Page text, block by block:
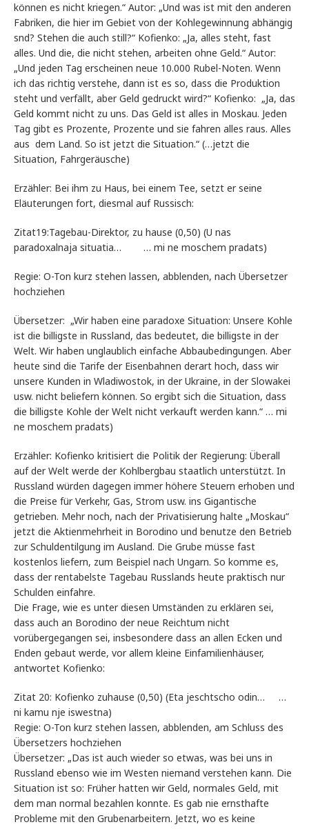
können es nicht kriegen.“ Autor: „Und was ist mit den anderen
Fabriken, die hier im Gebiet von der Kohlegewinnung abhängig
snd? Stehen die auch still?“ Kofienko: „Ja, alles steht, fast
alles. Und die, die nicht stehen, arbeiten ohne Geld.“ Autor:
„Und jeden Tag erscheinen neue 10.000 Rubel-Noten. Wenn
ich das richtig verstehe, dann ist es so, dass die Produktion
steht und verfällt, aber Geld gedruckt wird?“ Kofienko: „Ja, das
Geld kommt nicht zu uns. Das Geld ist alles in Moskau. Jeden
Tag gibt es Prozente, Prozente und sie fahren alles raus. Alles
aus dem Land. So ist jetzt die Situation.“ (…jetzt die
Situation, Fahrgeräusche)
Erzähler: Bei ihm zu Haus, bei einem Tee, setzt er seine
Eläuterungen fort, diesmal auf Russisch:
Zitat19:Tagebau-Direktor, zu hause (0,50) (U nas
paradoxalnaja situatia… … mi ne moschem pradats)
Regie: O-Ton kurz stehen lassen, abblenden, nach Übersetzer
hochziehen
Übersetzer: „Wir haben eine paradoxe Situation: Unsere Kohle
ist die billigste in Russland, das bedeutet, die billigste in der
Welt. Wir haben unglaublich einfache Abbaubedingungen. Aber
heute sind die Tarife der Eisenbahnen derart hoch, dass wir
unsere Kunden in Wladiwostok, in der Ukraine, in der Slowakei
usw. nicht beliefern können. So ergibt sich die Situation, dass
die billigste Kohle der Welt nicht verkauft werden kann.“ … mi
ne moschem pradats)
Erzähler: Kofienko kritisiert die Politik der Regierung: Überall
auf der Welt werde der Kohlbergbau staatlich unterstützt. In
Russland würden dagegen immer höhere Steuern erhoben und
die Preise für Verkehr, Gas, Strom usw. ins Gigantische
getrieben. Mehr noch, nach der Privatisierung halte „Moskau“
jetzt die Aktienmehrheit in Borodino und benutze den Betrieb
zur Schuldentilgung im Ausland. Die Grube müsse fast
kostenlos liefern, zum Beispiel nach Ungarn. So komme es,
dass der rentabelste Tagebau Russlands heute praktisch nur
Schulden einfahre.
Die Frage, wie es unter diesen Umständen zu erklären sei,
dass auch an Borodino der neue Reichtum nicht
vorübergegangen sei, insbesondere dass an allen Ecken und
Enden gebaut werde, vor allem kleine Einfamilienhäuser,
antwortet Kofienko:
Zitat 20: Kofienko zuhause (0,50) (Eta jeschtscho odin… …
ni kamu nje iswestna)
Regie: O-Ton kurz stehen lassen, abblenden, am Schluss des
Übersetzers hochziehen
Übersetzer: „Das ist auch wieder so etwas, was bei uns in
Russland ebenso wie im Westen niemand verstehen kann. Die
Situation ist so: Früher hatten wir Geld, normales Geld, mit
dem man normal bezahlen konnte. Es gab nie ernsthafte
Probleme mit den Grubenarbeitern. Jetzt, wo es keine